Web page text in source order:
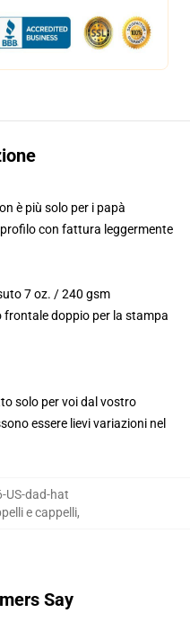
è più solo per i papà
con fattura leggermente
7 oz. / 240 gsm
frontale doppio per la stampa
solo per voi dal vostro
essere lievi variazioni nel
US-dad-hat
e cappelli,
Say